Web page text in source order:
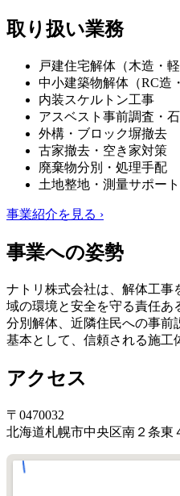
取り扱い業務
戸建住宅解体（木造・軽
中小建築物解体（RC造
内装スケルトン工事
アスベスト事前調査・
外構・ブロック塀撤去
古家撤去・空き家対策
廃棄物分別・処理手配
土地整地・測量サポート
事業紹介を見る ›
事業への姿勢
ナトリ株式会社は、解体工事
域の環境と安全を守る責任あ
分別解体、近隣住民への事前
基本として、信頼される施工
アクセス
〒0470032
北海道札幌市中央区南２条東